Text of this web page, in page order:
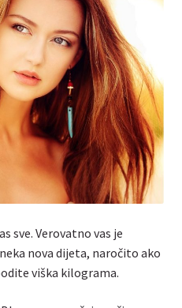
sve. Verovatno vas je
nova dijeta, naročito ako
viška kilograma.